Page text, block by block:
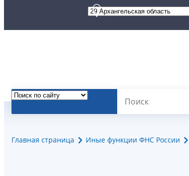
Главная страница Иные функции ФНС России